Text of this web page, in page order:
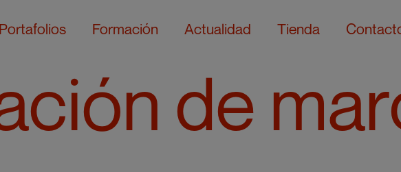
Portafolios Formación Actualidad Tienda
de